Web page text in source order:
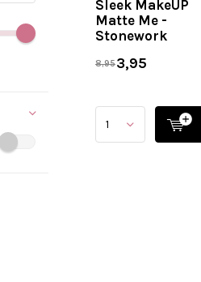
Sleek MakeUP
Matte Me -
Stonework
8,953,95